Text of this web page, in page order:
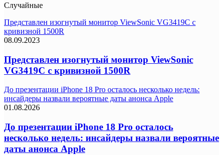
Случайные
Представлен изогнутый монитор ViewSonic VG3419C с
кривизной 1500R
08.09.2023
Представлен изогнутый монитор ViewSonic
VG3419C с кривизной 1500R
До презентации iPhone 18 Pro осталось несколько недель:
инсайдеры назвали вероятные даты анонса Apple
01.08.2026
До презентации iPhone 18 Pro осталось
несколько недель: инсайдеры назвали вероятные
даты анонса Apple